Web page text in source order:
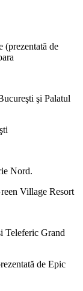
de
şi Palatul
Nord.
Village Resort
Teleferic Grand
de Epic